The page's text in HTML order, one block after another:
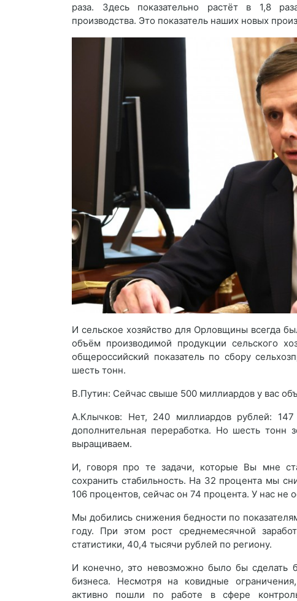
раза. Здесь показательно растёт в 1,8
производства. Это показатель наших новых
И сельское хозяйство для Орловщины всегда
объём производимой продукции сельского
общероссийский показатель по сбору
шесть тонн.
В.Путин: Сейчас свыше 500 миллиардов у вас
А.Клычков: Нет, 240 миллиардов рублей:
дополнительная переработка. Но шесть
выращиваем.
И, говоря про те задачи, которые Вы мне
сохранить стабильность. На 32 процента мы
106 процентов, сейчас он 74 процента. У нас не
Мы добились снижения бедности по
году. При этом рост среднемесячной
статистики, 40,4 тысячи рублей по региону.
И конечно, это невозможно было бы сделать
бизнеса. Несмотря на ковидные
активно пошли по работе в сфере